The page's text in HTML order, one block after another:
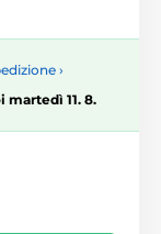
›
martedì 11. 8.